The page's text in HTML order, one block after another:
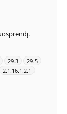
29.3
29.5
2.1.16.1.2.1